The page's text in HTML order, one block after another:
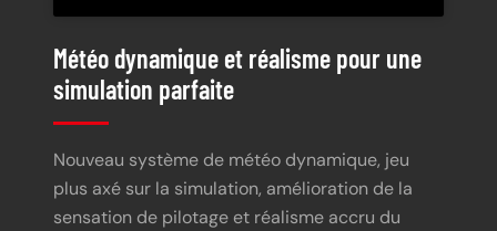
Météo dynamique et réalisme pour une
simulation parfaite
Nouveau système de météo dynamique, jeu
plus axé sur la simulation, amélioration de la
sensation de pilotage et réalisme accru du